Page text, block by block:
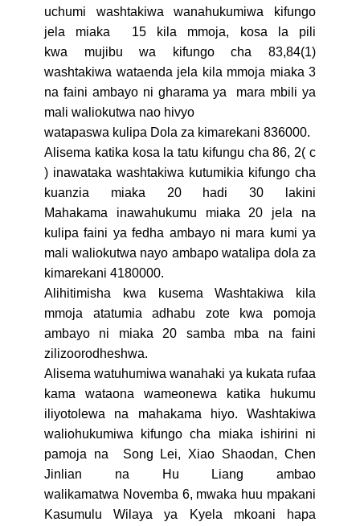
uchumi washtakiwa wanahukumiwa kifungo
jela miaka 15 kila mmoja, kosa la pili
kwa mujibu wa kifungo cha 83,84(1)
washtakiwa wataenda jela kila mmoja miaka 3
na faini ambayo ni gharama ya mara mbili ya
mali waliokutwa nao hivyo
watapaswa kulipa Dola za kimarekani 836000.
Alisema katika kosa la tatu kifungu cha 86, 2( c
) inawataka washtakiwa kutumikia kifungo cha
kuanzia miaka 20 hadi 30 lakini
Mahakama inawahukumu miaka 20 jela na
kulipa faini ya fedha ambayo ni mara kumi ya
mali waliokutwa nayo ambapo watalipa dola za
kimarekani 4180000.
Alihitimisha kwa kusema Washtakiwa kila
mmoja atatumia adhabu zote kwa pomoja
ambayo ni miaka 20 samba mba na faini
zilizoorodheshwa.
Alisema watuhumiwa wanahaki ya kukata rufaa
kama wataona wameonewa katika hukumu
iliyotolewa na mahakama hiyo. Washtakiwa
waliohukumiwa kifungo cha miaka ishirini ni
pamoja na Song Lei, Xiao Shaodan, Chen
Jinlian na Hu Liang ambao
walikamatwa Novemba 6, mwaka huu mpakani
Kasumulu Wilaya ya Kyela mkoani hapa